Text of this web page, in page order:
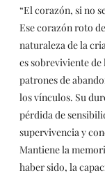
“El corazón, si no
Ese corazón roto
naturaleza de la
es sobreviviente
patrones de
los vínculos. Su
pérdida de
supervivencia y
Mantiene la
haber sido, la